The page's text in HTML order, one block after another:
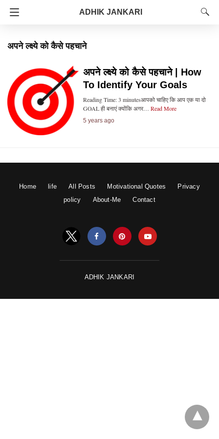
ADHIK JANKARI
अपने ल्क्ष्ये को कैसे पहचाने
अपने ल्क्ष्ये को कैसे पहचाने | How
To Identify Your Goals
Reading Time: 3 minutesआपको चाहिए कि आप एक या दो
GOAL ही बनाएं क्योंकि अगर… Read More
5 years ago
Home life All Posts Motivational Quotes
Privacy
policy
About-Me Contact
ADHIK JANKARI